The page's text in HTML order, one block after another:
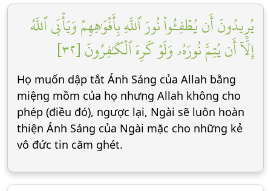
يُرِيدُونَ أَن يُطۡفِـُٔواْ نُورَ ٱللَّهِ بِأَفۡوَٰهِهِمۡ وَيَأۡبَى ٱللَّهُ
إِلَّآ أَن يُتِمَّ نُورَهُۥ وَلَوۡ كَرِهَ ٱلۡكَٰفِرُونَ [٣٢]
Họ muốn dập tắt Ánh Sáng của Allah bằng
miệng mồm của họ nhưng Allah không cho
phép (điều đó), ngược lại, Ngài sẽ luôn hoàn
thiện Ánh Sáng của Ngài mặc cho những kẻ
vô đức tin căm ghét.